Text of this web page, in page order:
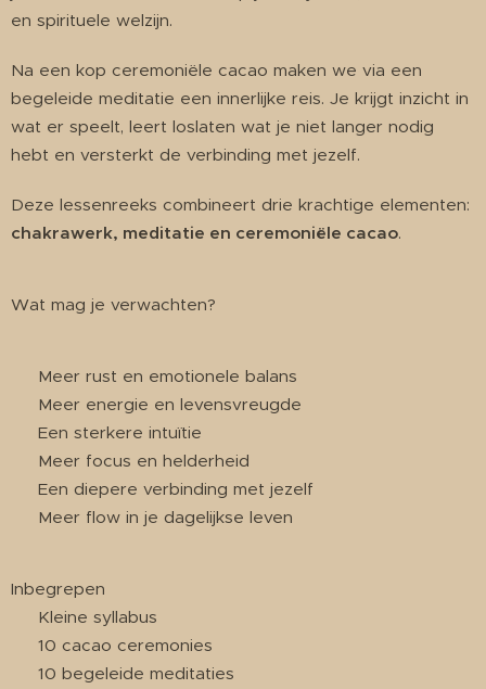
en spirituele welzijn.
Na een kop ceremoniële cacao maken we via een
begeleide meditatie een innerlijke reis. Je krijgt inzicht in
wat er speelt, leert loslaten wat je niet langer nodig
hebt en versterkt de verbinding met jezelf.
Deze lessenreeks combineert drie krachtige elementen:
chakrawerk, meditatie en ceremoniële cacao.
Wat mag je verwachten?
✨ Meer rust en emotionele balans
✨ Meer energie en levensvreugde
✨ Een sterkere intuïtie
✨ Meer focus en helderheid
✨ Een diepere verbinding met jezelf
✨ Meer flow in je dagelijkse leven
Inbegrepen
✔ Kleine syllabus
✔ 10 cacao ceremonies
✔ 10 begeleide meditaties